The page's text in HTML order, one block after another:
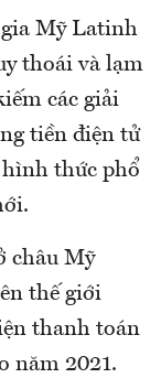
gia Mỹ Latinh
thoái và lạm
các giải
tiền điện tử
thức phổ
châu Mỹ
thế giới
thanh toán
năm 2021.